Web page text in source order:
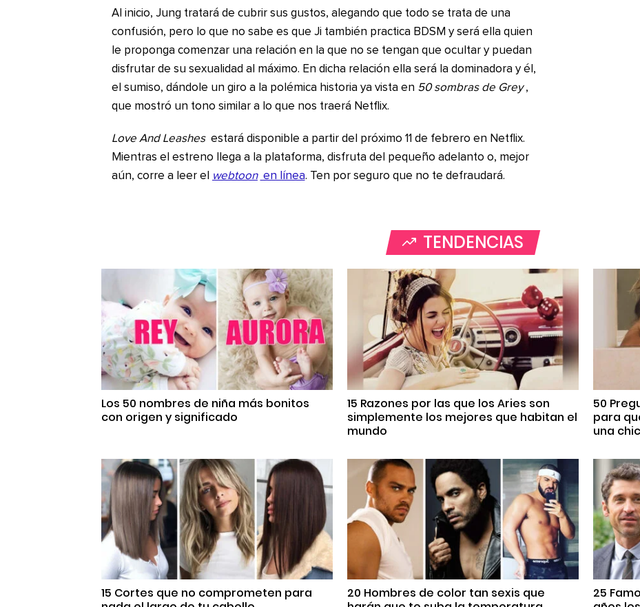
Al inicio, Jung tratará de cubrir sus gustos, alegando que todo se trata de una
confusión, pero lo que no sabe es que Ji también practica BDSM y será ella quien
le proponga comenzar una relación en la que no se tengan que ocultar y puedan
disfrutar de su sexualidad al máximo. En dicha relación ella será la dominadora y él,
el sumiso, dándole un giro a la polémica historia ya vista en 50 sombras de Grey ,
que mostró un tono similar a lo que nos traerá Netflix.
Love And Leashes estará disponible a partir del próximo 11 de febrero en Netflix.
Mientras el estreno llega a la plataforma, disfruta del pequeño adelanto o, mejor
aún, corre a leer el
webtoon en línea. Ten por seguro que no te defraudará.
TENDENCIAS
Los 50 nombres de niña más bonitos
con origen y significado
15 Razones por las que los Aries son
simplemente los mejores que habitan el
mundo
50
para
una
15 Cortes que no comprometen para
20 Hombres de color tan sexis que
25